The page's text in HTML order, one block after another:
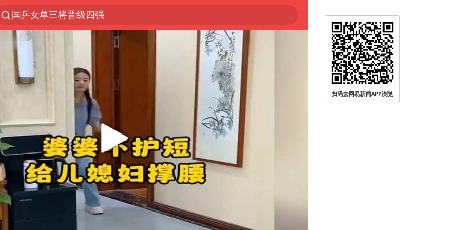
国乒女单三将晋级四强
光影经济撬动暑期消费新蓝海
马克·艾伦退出斯诺克中国公开赛
新疆优化调整景区内自驾服务费
上四休三，但降薪1000元，你接受吗？
WTT瑞典大满贯女单签表出炉
情侣平潭拍日出坠崖1死1伤
36岁男演员成景区NPC后人气爆棚
全民健身事业高质量发展
台当局重金为“台独”织“皇帝新衣”
几元成本的AI广告导致千万市值蒸发
扫码去网易新闻APP浏览